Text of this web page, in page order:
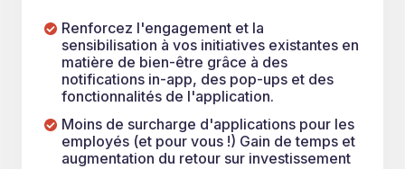
Renforcez l'engagement et la
sensibilisation à vos initiatives existantes en
matière de bien-être grâce à des
notifications in-app, des pop-ups et des
fonctionnalités de l'application.
Moins de surcharge d'applications pour les
employés (et pour vous !) Gain de temps et
augmentation du retour sur investissement